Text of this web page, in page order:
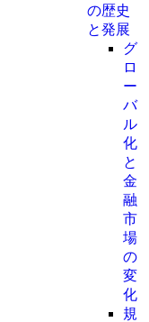
の歴史
と発展
グ
ロ
ー
バ
ル
化
と
金
融
市
場
の
変
化
規